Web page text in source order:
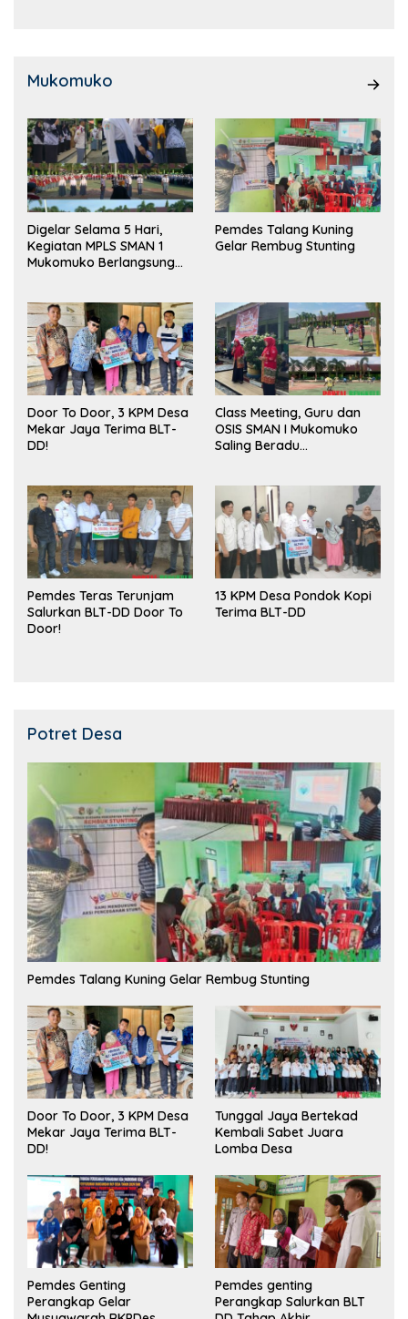
Mukomuko
Digelar Selama 5 Hari,
Kegiatan MPLS SMAN 1
Mukomuko Berlangsung
Pemdes Talang Kuning
Gelar Rembug Stunting
Door To Door, 3 KPM Desa
Mekar Jaya Terima BLT-
DD!
Class Meeting, Guru dan
OSIS SMAN I Mukomuko
Saling Beradu
Pemdes Teras Terunjam
Salurkan BLT-DD Door To
Door!
13 KPM Desa Pondok Kopi
Terima BLT-DD
Potret Desa
Pemdes Talang Kuning Gelar Rembug Stunting
Door To Door, 3 KPM Desa
Mekar Jaya Terima BLT-
DD!
Tunggal Jaya Bertekad
Kembali Sabet Juara
Lomba Desa
Pemdes Genting
Perangkap Gelar
Pemdes genting
Perangkap Salurkan BLT